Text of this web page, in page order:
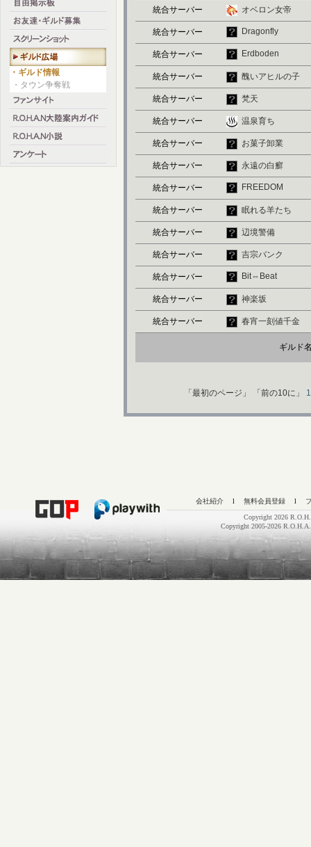
・ギルド情報
・タウン争奪戦
統合サーバー オベロン女帝
統合サーバー Dragonfly
統合サーバー Erdboden
統合サーバー 醜いアヒルの子
統合サーバー 梵天
統合サーバー 温泉育ち
統合サーバー お菓子卸業
統合サーバー 永遠の白癬
統合サーバー FREEDOM
統合サーバー 眠れる羊たち
統合サーバー 辺境警備
統合サーバー 吉宗バンク
統合サーバー Bit⇔Beat
統合サーバー 神楽坂
統合サーバー 春宵一刻値千金
ギルド
「最初のページ」 「前の10に」
会社紹介 l 無料会員登録 l
Copyright 2026
Copyright 2005-2026